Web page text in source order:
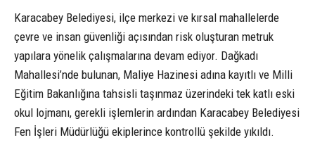
Karacabey Belediyesi, ilçe merkezi ve kırsal mahallelerde
çevre ve insan güvenliği açısından risk oluşturan metruk
yapılara yönelik çalışmalarına devam ediyor. Dağkadı
Mahallesi’nde bulunan, Maliye Hazinesi adına kayıtlı ve Milli
Eğitim Bakanlığına tahsisli taşınmaz üzerindeki tek katlı eski
okul lojmanı, gerekli işlemlerin ardından Karacabey Belediyesi
Fen İşleri Müdürlüğü ekiplerince kontrollü şekilde yıkıldı.